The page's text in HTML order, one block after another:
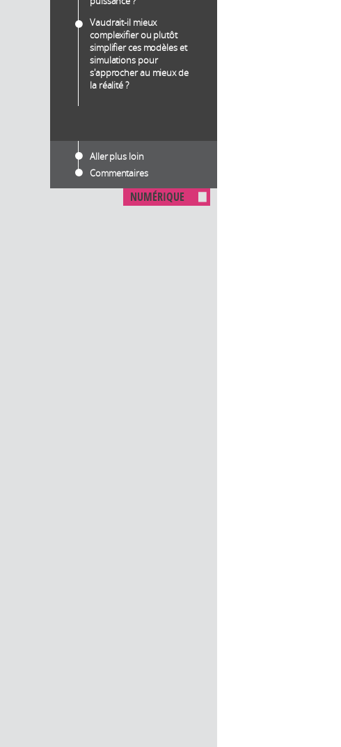
Vaudrait-il mieux
complexifier ou plutôt
simplifier ces modèles et
simulations pour
s'approcher au mieux de
la réalité ?
Aller plus loin
Commentaires
NUMÉRIQUE